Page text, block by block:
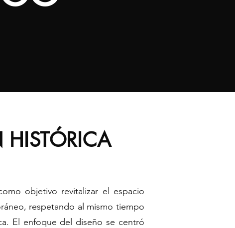
objetivo revitalizar el espacio
respetando al mismo tiempo
El enfoque del diseño se centró